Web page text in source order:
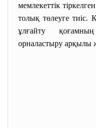
мемлекеттiк
толық төлеуге тиiс.
ұлғайту
орналастыру арқылы